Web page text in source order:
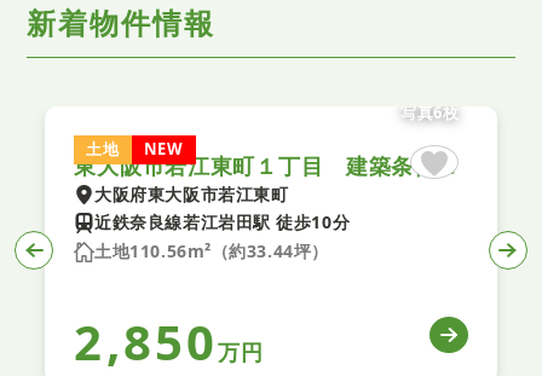
新着物件情報
土地 NEW
写真6枚
東大阪市若江東町１丁目 建築条件なし土地 １期 ２号地
大阪府東大阪市若江東町
近鉄奈良線若江岩田駅 徒歩10分
土地110.56m²（約33.44坪）
2,850万円